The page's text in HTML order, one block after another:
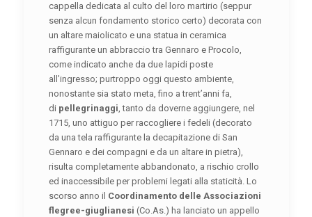
cappella dedicata al culto del loro martirio (seppur
senza alcun fondamento storico certo) decorata con
un altare maiolicato e una statua in ceramica
raffigurante un abbraccio tra Gennaro e Procolo,
come indicato anche da due lapidi poste
all’ingresso; purtroppo oggi questo ambiente,
nonostante sia stato meta, fino a trent’anni fa,
di pellegrinaggi, tanto da doverne aggiungere, nel
1715, uno attiguo per raccogliere i fedeli (decorato
da una tela raffigurante la decapitazione di San
Gennaro e dei compagni e da un altare in pietra),
risulta completamente abbandonato, a rischio crollo
ed inaccessibile per problemi legati alla staticità. Lo
scorso anno il Coordinamento delle Associazioni
flegree-giuglianesi (Co.As.) ha lanciato un appello